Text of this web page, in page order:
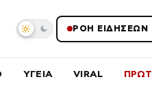
ΡΟΗ ΕΙΔΗΣΕΩΝ
ΥΓΕΙΑ VIRAL